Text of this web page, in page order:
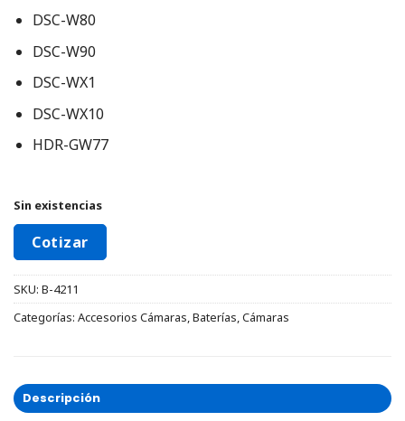
DSC-W80
DSC-W90
DSC-WX1
DSC-WX10
HDR-GW77
Sin existencias
Cotizar
SKU: B-4211
Categorías: Accesorios Cámaras,Baterías,Cámaras
Descripción